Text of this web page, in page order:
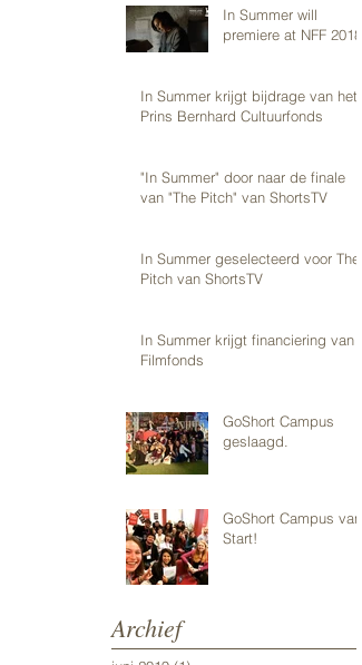
In Summer will
premiere at NFF 2018
In Summer krijgt bijdrage van het
Prins Bernhard Cultuurfonds
"In Summer" door naar de finale
van "The Pitch" van ShortsTV
In Summer geselecteerd voor The
Pitch van ShortsTV
In Summer krijgt financiering van
Filmfonds
GoShort Campus
geslaagd.
GoShort Campus van
Start!
Archief